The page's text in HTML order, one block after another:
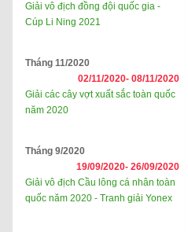
Giải vô địch đồng đội quốc gia -
Cúp Li Ning 2021
Tháng 11/2020
02/11/2020- 08/11/2020
Giải các cây vợt xuất sắc toàn quốc
năm 2020
Tháng 9/2020
19/09/2020- 26/09/2020
Giải vô địch Cầu lông cá nhân toàn
quốc năm 2020 - Tranh giải Yonex